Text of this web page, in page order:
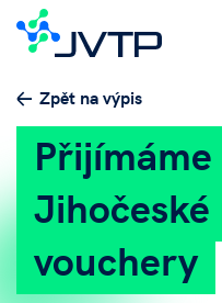
Zpět na výpis
vouchery